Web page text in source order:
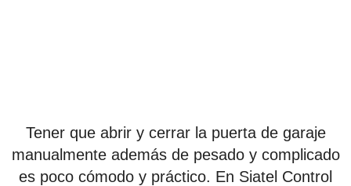
Tener que abrir y cerrar la puerta de garaje
manualmente además de pesado y complicado
es poco cómodo y práctico. En Siatel Control